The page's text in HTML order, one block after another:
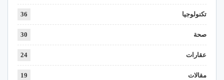
تكنولوجيا 36
صحة 30
عقارات 24
مقالات 19